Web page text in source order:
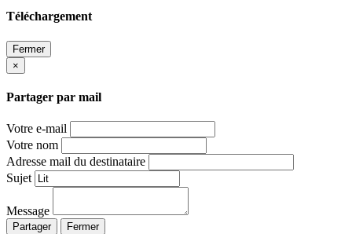
Téléchargement
Fermer
×
Partager par mail
Votre e-mail
Votre nom
Adresse mail du destinataire
Sujet
Message
Partager Fermer